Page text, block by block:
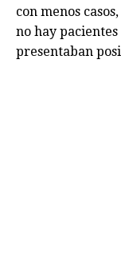
con menos
no hay
presentaban